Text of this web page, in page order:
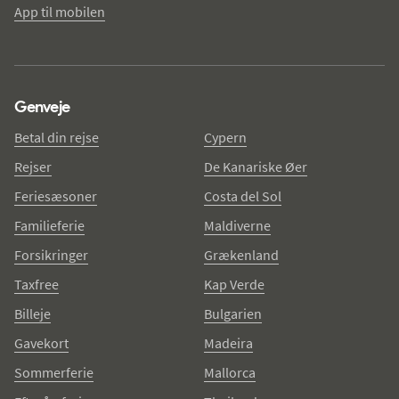
App til mobilen
Genveje
Betal din rejse
Rejser
Feriesæsoner
Familieferie
Forsikringer
Taxfree
Billeje
Gavekort
Sommerferie
Cypern
De Kanariske Øer
Costa del Sol
Maldiverne
Grækenland
Kap Verde
Bulgarien
Madeira
Mallorca